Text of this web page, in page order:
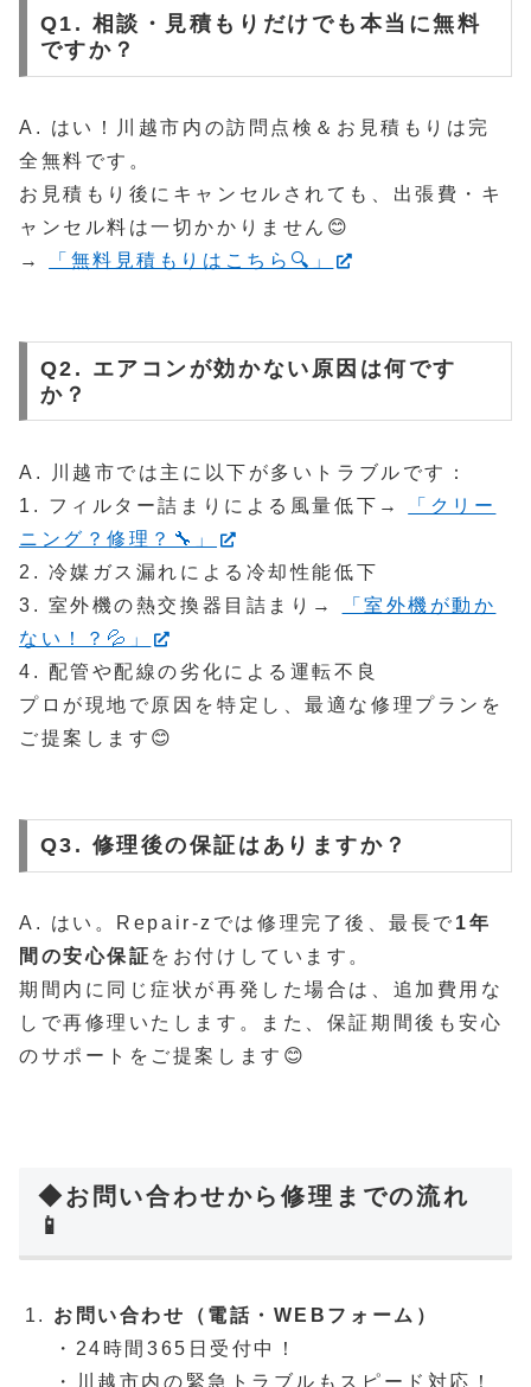
Q1. 相談・見積もりだけでも本当に無料
ですか？
A. はい！川越市内の訪問点検＆お見積もりは完
全無料です。
お見積もり後にキャンセルされても、出張費・キ
ャンセル料は一切かかりません😊
→
「無料見積もりはこちら🔍」
Q2. エアコンが効かない原因は何です
か？
A. 川越市では主に以下が多いトラブルです：
1. フィルター詰まりによる風量低下→
「クリー
ニング？修理？🔧」
2. 冷媒ガス漏れによる冷却性能低下
3. 室外機の熱交換器目詰まり→
「室外機が動か
ない！？💦」
4. 配管や配線の劣化による運転不良
プロが現地で原因を特定し、最適な修理プランを
ご提案します😊
Q3. 修理後の保証はありますか？
A. はい。Repair-zでは修理完了後、最長で 1年
間の安心保証 をお付けしています。
期間内に同じ症状が再発した場合は、追加費用な
しで再修理いたします。また、保証期間後も安心
のサポートをご提案します😊
◆お問い合わせから修理までの流れ
📱
お問い合わせ（電話・WEBフォーム）
・24時間365日受付中！
・川越市内の緊急トラブルもスピード対応！